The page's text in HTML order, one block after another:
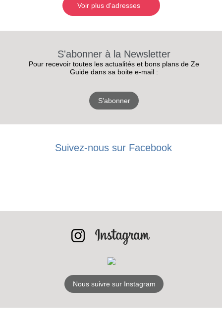
INSCRIPTION
S'ABONNER
Voir plus d'adresses
S'abonner à la Newsletter
Pour recevoir toutes les actualités et bons plans de Ze
Guide dans sa boite e-mail :
S'abonner
Suivez-nous sur Facebook
Nous suivre sur Instagram